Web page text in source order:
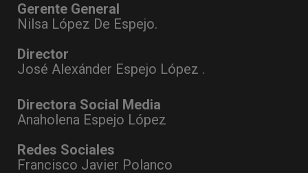
Gerente General
Nilsa López De Espejo.
Director
José Alexánder Espejo López .
Directora Social Media
Anaholena Espejo López
Redes Sociales
Francisco Javier Polanco